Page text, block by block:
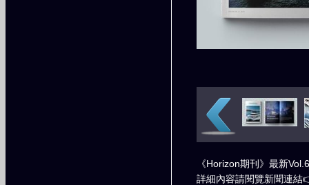
《Horizon期刊》最新
詳細內容請閱覽新聞連